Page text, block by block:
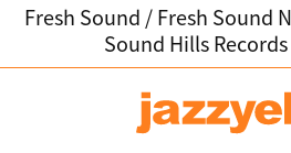
Fresh Sound / Fresh Sound
Sound Hills